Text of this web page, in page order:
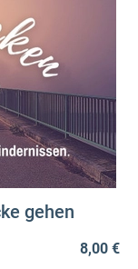
gehen
8,00 €